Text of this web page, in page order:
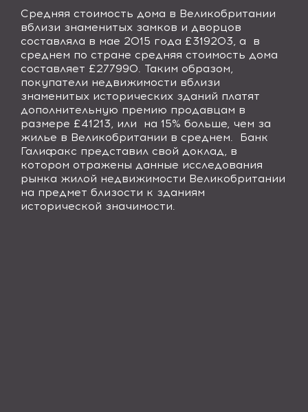
Средняя стоимость дома в Великобритании
вблизи знаменитых замков и дворцов
составляла в мае 2015 года £319203, а
в
среднем по стране средняя стоимость дома
составляет £277990. Таким образом,
покупатели недвижимости вблизи
знаменитых исторических зданий платят
дополнительную премию продавцам в
размере £41213, или
на 15% больше, чем за
жилье в Великобритании в среднем.
Банк
Галифакс представил свой доклад, в
котором отражены данные исследования
рынка жилой недвижимости Великобритании
на предмет близости к зданиям
исторической значимости.